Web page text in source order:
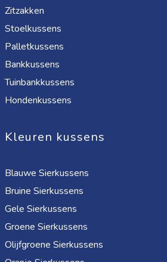
Zitzakken
Stoelkussens
Palletkussens
Bankkussens
Tuinbankkussens
Hondenkussens
Kleuren kussens
Blauwe Sierkussens
Bruine Sierkussens
Gele Sierkussens
Groene Sierkussens
Olijfgroene Sierkussens